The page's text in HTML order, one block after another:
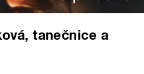
tanečnice a